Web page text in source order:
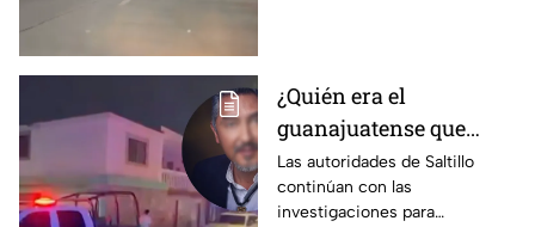
¿Quién era el
guanajuatense que
perdió la vid4 tras una
riña familiar con un
Las autoridades de Saltillo
continúan con las
investigaciones para